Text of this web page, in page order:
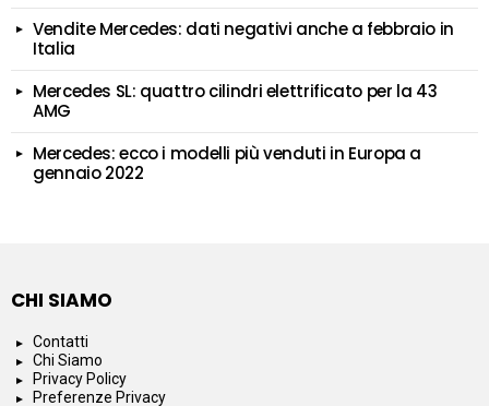
Vendite Mercedes: dati negativi anche a febbraio in
Italia
Mercedes SL: quattro cilindri elettrificato per la 43
AMG
Mercedes: ecco i modelli più venduti in Europa a
gennaio 2022
CHI SIAMO
Contatti
Chi Siamo
Privacy Policy
Preferenze Privacy